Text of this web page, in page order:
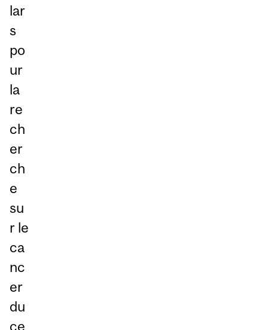
lar
s
po
ur
la
re
ch
er
ch
e
su
r le
ca
nc
er
du
ce